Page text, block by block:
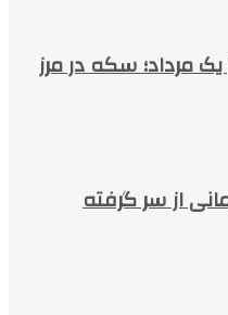
مرداد؛ سکه در مرز
از سر گرفته